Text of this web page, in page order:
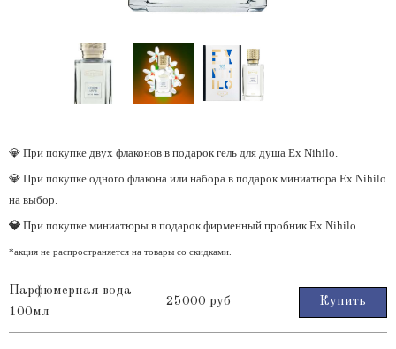
💎 При покупке двух флаконов в подарок гель для душа Ex Nihilo.
💎 При покупке одного флакона или набора в подарок миниатюра Ex Nihilo
на выбор.
💎 При покупке миниатюры в подарок фирменный пробник Ex Nihilo.
*акция не распространяется на товары со скидками.
Парфюмерная вода
100мл
25000 руб Купить